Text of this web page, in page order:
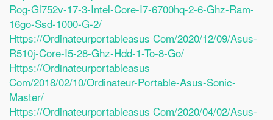
Rog-Gl752v-17-3-Intel-Core-I7-6700hq-2-6-Ghz-Ram-
16go-Ssd-1000-G-2/
Https://ordinateurportableasus Com/2020/12/09/asus-
R510j-Core-I5-28-Ghz-Hdd-1-To-8-Go/
Https://ordinateurportableasus
Com/2018/02/10/ordinateur-Portable-Asus-Sonic-
Master/
Https://ordinateurportableasus Com/2020/04/02/asus-